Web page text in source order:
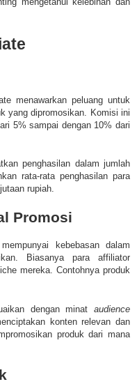
menawarkan peluang untuk
yang dipromosikan. Komisi ini
5% sampai dengan 10% dari
penghasilan dalam jumlah
rata-rata penghasilan para
rupiah.
Promosi
kebebasan dalam
Biasanya para affiliator
mereka. Contohnya produk
dengan minat audience
konten relevan dan
produk dari mana